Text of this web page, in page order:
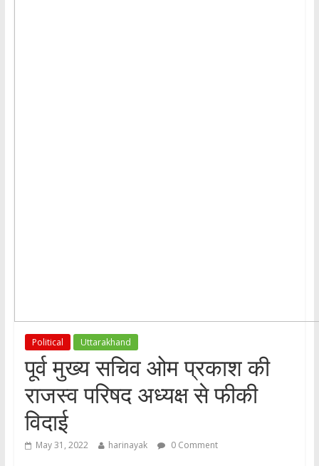
Political Uttarakhand
पूर्व मुख्य सचिव ओम प्रकाश की
राजस्व परिषद अध्यक्ष से फीकी
विदाई
May 31, 2022 harinayak 0 Comment